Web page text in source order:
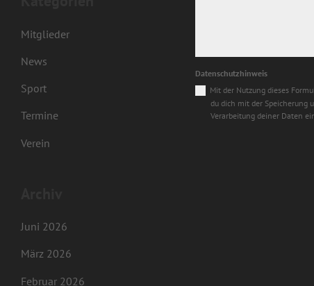
Mitglieder
News
Sport
Termine
Verein
Juni 2026
März 2026
Februar 2026
Datenschutzhinweis
Mit der Nutzung dieses
du dich mit der Speicherung
Verarbeitung deiner Daten